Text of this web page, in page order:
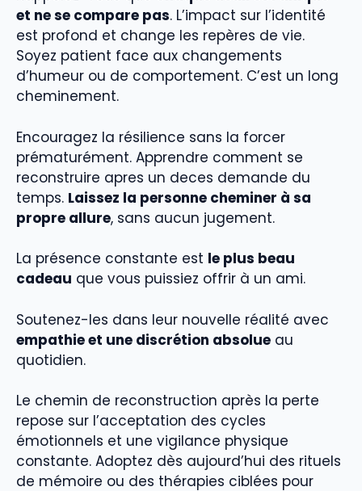
et ne se compare pas. L’impact sur l’identité
est profond et change les repères de vie.
Soyez patient face aux changements
d’humeur ou de comportement. C’est un long
cheminement.
Encouragez la résilience sans la forcer
prématurément. Apprendre comment se
reconstruire apres un deces demande du
temps. Laissez la personne cheminer à sa
propre allure, sans aucun jugement.
La présence constante est le plus beau
cadeau que vous puissiez offrir à un ami.
Soutenez-les dans leur nouvelle réalité avec
empathie et une discrétion absolue au
quotidien.
Le chemin de reconstruction après la perte
repose sur l’acceptation des cycles
émotionnels et une vigilance physique
constante. Adoptez dès aujourd’hui des rituels
de mémoire ou des thérapies ciblées pour